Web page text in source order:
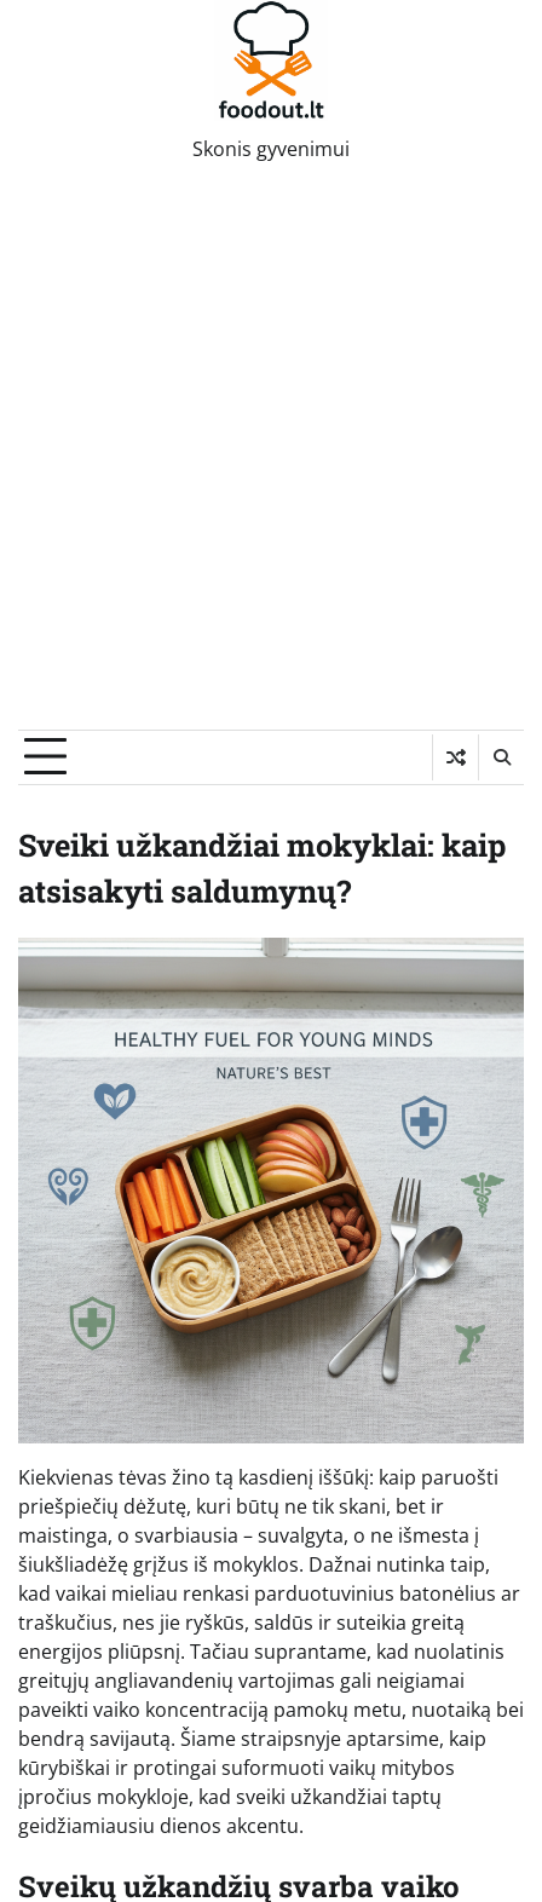
Skonis gyvenimui
Sveiki užkandžiai mokyklai: kaip
atsisakyti saldumynų?
Kiekvienas tėvas žino tą kasdienį iššūkį: kaip paruošti
priešpiečių dėžutę, kuri būtų ne tik skani, bet ir
maistinga, o svarbiausia – suvalgyta, o ne išmesta į
šiukšliadėžę grįžus iš mokyklos. Dažnai nutinka taip,
kad vaikai mieliau renkasi parduotuvinius batonėlius ar
traškučius, nes jie ryškūs, saldūs ir suteikia greitą
energijos pliūpsnį. Tačiau suprantame, kad nuolatinis
greitųjų angliavandenių vartojimas gali neigiamai
paveikti vaiko koncentraciją pamokų metu, nuotaiką bei
bendrą savijautą. Šiame straipsnyje aptarsime, kaip
kūrybiškai ir protingai suformuoti vaikų mitybos
įpročius mokykloje, kad sveiki užkandžiai taptų
geidžiamiausiu dienos akcentu.
Sveikų užkandžių svarba vaiko